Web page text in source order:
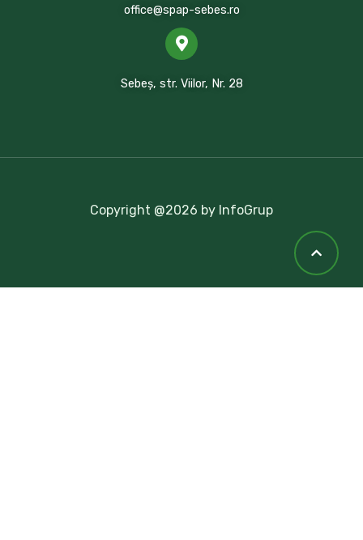
office@spap-sebes.ro
Sebeș, str. Viilor, Nr. 28
Copyright @2026 by InfoGrup